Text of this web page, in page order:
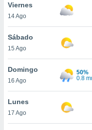
de
disponible
cookies
aceptar
Viernes
14 Ago
Sábado
15 Ago
Domingo
16 Ago
50%
0.8
Lunes
17 Ago